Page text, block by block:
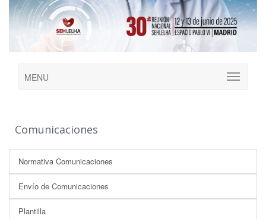
MENU
Comunicaciones
Normativa Comunicaciones
Envío de Comunicaciones
Plantilla